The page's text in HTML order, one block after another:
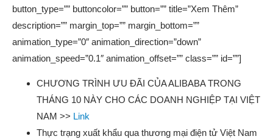
button_type=”” buttoncolor=”” button=”” title=”Xem Thêm”
description=”” margin_top=”” margin_bottom=””
animation_type=”0″ animation_direction=”down”
animation_speed=”0.1″ animation_offset=”” class=”” id=””]
CHƯƠNG TRÌNH ƯU ĐÃI CỦA ALIBABA TRONG
THÁNG 10 NÀY CHO CÁC DOANH NGHIỆP TẠI VIỆT
NAM >> Link
Thực trạng xuất khẩu qua thương mại điện tử Việt Nam